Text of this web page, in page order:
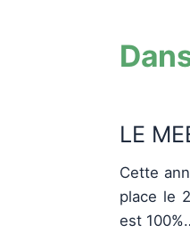
LE
Cette
place le
est